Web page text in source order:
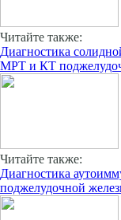
Читайте также:
Диагностика
МРТ и КТ
Читайте также:
Диагностика
поджелудочной